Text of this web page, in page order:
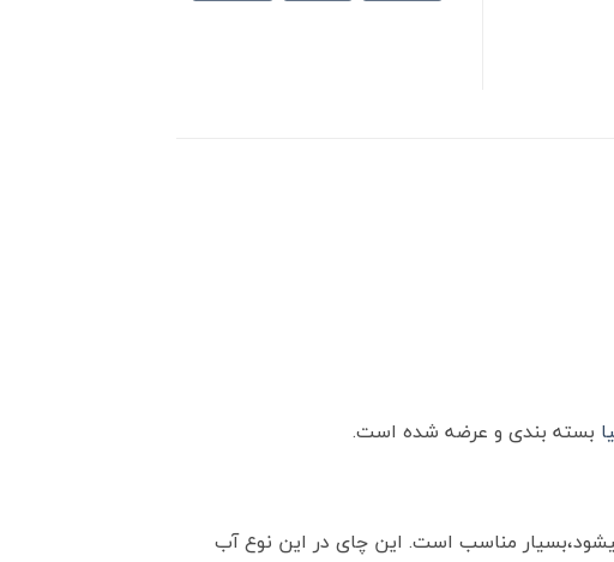
بسته بندی و عرضه شده است.
مناسب است. این چای در این نوع آب